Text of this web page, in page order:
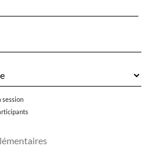
session